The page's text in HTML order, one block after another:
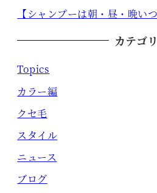
【シャンプーは朝・昼・晩い
カテゴリ
Topics
カラー編
クセ毛
スタイル
ニュース
ブログ